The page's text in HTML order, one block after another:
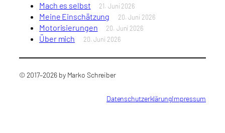
Mach es selbst 21. Juni 2026
Meine Einschätzung 20. Juni 2026
Motorisierungen 20. Juni 2026
Über mich 20. Juni 2026
© 2017–2026 by Marko Schreiber
DatenschutzerklärungImpressum